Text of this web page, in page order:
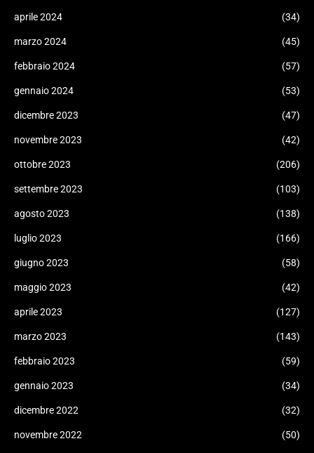
aprile 2024 (34)
marzo 2024 (45)
febbraio 2024 (57)
gennaio 2024 (53)
dicembre 2023 (47)
novembre 2023 (42)
ottobre 2023 (206)
settembre 2023 (103)
agosto 2023 (138)
luglio 2023 (166)
giugno 2023 (58)
maggio 2023 (42)
aprile 2023 (127)
marzo 2023 (143)
febbraio 2023 (59)
gennaio 2023 (34)
dicembre 2022 (32)
novembre 2022 (50)